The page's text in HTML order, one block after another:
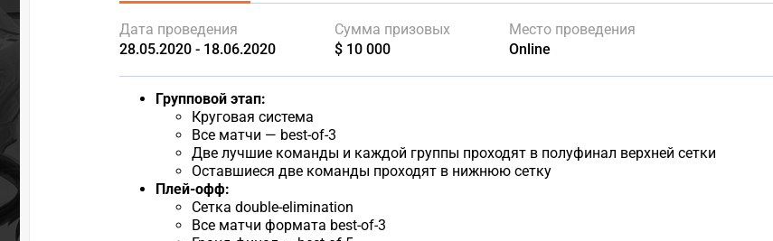
Дата проведения
28.05.2020 - 18.06.2020
Сумма призовых
$ 10 000
Место проведения
Online
Групповой этап:
Круговая система
Все матчи — best-of-3
Две лучшие команды и каждой группы проходят в полуфинал верхней сетки
Оставшиеся две команды проходят в нижнюю сетку
Плей-офф:
Сетка double-elimination
Все матчи формата best-of-3